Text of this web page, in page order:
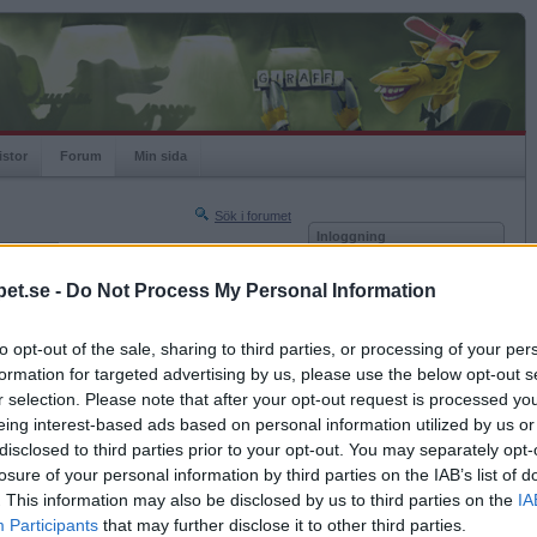
- Do Not Process My Personal Information
opt-out of the sale, sharing to third parties, or processing of your
for targeted advertising by us, please use the below opt-out
selection. Please note that after your opt-out request is processed
interest-based ads based on personal information utilized by us
to third parties prior to your opt-out. You may separately
of your personal information by third parties on the IAB’s list of
This information may also be disclosed by us to third parties on the
Participants that may further disclose it to other third parties.
Forum Min sida
Sök i forumet
Nästa sida »
2020-01-28 15:22
Inloggning
Kom ihåg mig
Glömt ditt lösenord?
Få ny aktiveringslänk
Betapet är gratis!